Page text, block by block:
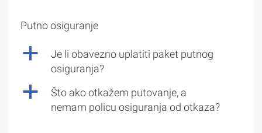
Putno osiguranje
a
Je li obavezno uplatiti paket putnog
osiguranja?
a
Što ako otkažem putovanje, a
nemam policu osiguranja od otkaza?